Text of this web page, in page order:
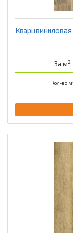
За м2
Кол-во м